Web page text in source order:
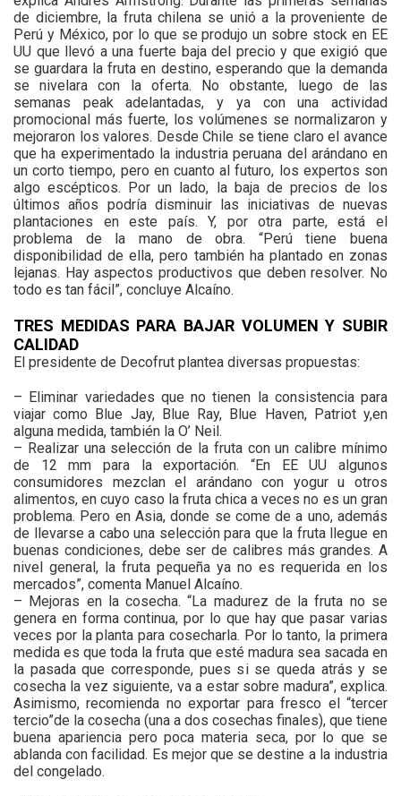
de diciembre, la fruta chilena se unió a la proveniente de
Perú y México, por lo que se produjo un sobre stock en EE
UU que llevó a una fuerte baja del precio y que exigió que
se guardara la fruta en destino, esperando que la demanda
se nivelara con la oferta. No obstante, luego de las
semanas peak adelantadas, y ya con una actividad
promocional más fuerte, los volúmenes se normalizaron y
mejoraron los valores. Desde Chile se tiene claro el avance
que ha experimentado la industria peruana del arándano en
un corto tiempo, pero en cuanto al futuro, los expertos son
algo escépticos. Por un lado, la baja de precios de los
últimos años podría disminuir las iniciativas de nuevas
plantaciones en este país. Y, por otra parte, está el
problema de la mano de obra. “Perú tiene buena
disponibilidad de ella, pero también ha plantado en zonas
lejanas. Hay aspectos productivos que deben resolver. No
todo es tan fácil”, concluye Alcaíno.
TRES MEDIDAS PARA BAJAR VOLUMEN Y SUBIR
CALIDAD
El presidente de Decofrut plantea diversas propuestas:
– Eliminar variedades que no tienen la consistencia para
viajar como Blue Jay, Blue Ray, Blue Haven, Patriot y,en
alguna medida, también la O’ Neil.
– Realizar una selección de la fruta con un calibre mínimo
de 12 mm para la exportación. “En EE UU algunos
consumidores mezclan el arándano con yogur u otros
alimentos, en cuyo caso la fruta chica a veces no es un gran
problema. Pero en Asia, donde se come de a uno, además
de llevarse a cabo una selección para que la fruta llegue en
buenas condiciones, debe ser de calibres más grandes. A
nivel general, la fruta pequeña ya no es requerida en los
mercados”, comenta Manuel Alcaíno.
– Mejoras en la cosecha. “La madurez de la fruta no se
genera en forma continua, por lo que hay que pasar varias
veces por la planta para cosecharla. Por lo tanto, la primera
medida es que toda la fruta que esté madura sea sacada en
la pasada que corresponde, pues si se queda atrás y se
cosecha la vez siguiente, va a estar sobre madura”, explica.
Asimismo, recomienda no exportar para fresco el “tercer
tercio”de la cosecha (una a dos cosechas finales), que tiene
buena apariencia pero poca materia seca, por lo que se
ablanda con facilidad. Es mejor que se destine a la industria
del congelado.